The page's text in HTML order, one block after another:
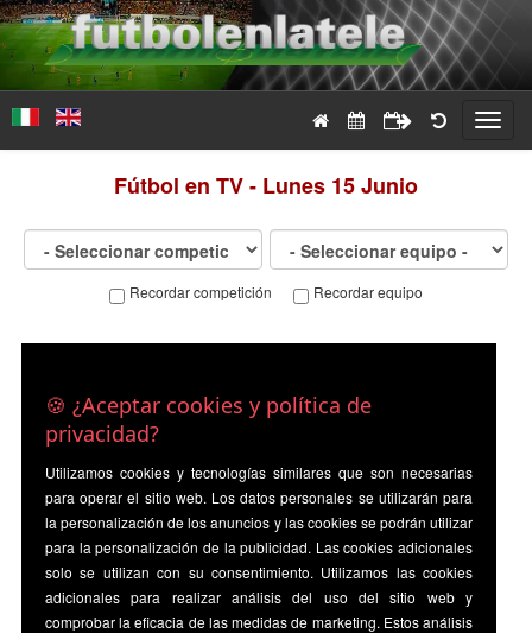
Fútbol en TV - Lunes 15 Junio
Recordar competición Recordar equipo
🍪 ¿Aceptar cookies y política de
privacidad?
Utilizamos cookies y tecnologías similares que son necesarias
para operar el sitio web. Los datos personales se utilizarán para
la personalización de los anuncios y las cookies se podrán utilizar
para la personalización de la publicidad. Las cookies adicionales
solo se utilizan con su consentimiento. Utilizamos las cookies
adicionales para realizar análisis del uso del sitio web y
comprobar la eficacia de las medidas de marketing. Estos análisis